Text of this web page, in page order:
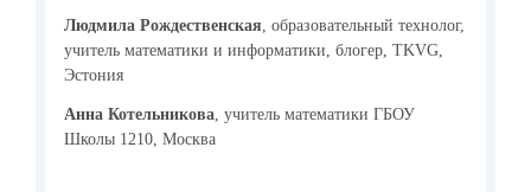
Людмила Рождественская, образовательный технолог,
учитель математики и информатики, блогер, TKVG,
Эстония
Анна Котельникова, учитель математики ГБОУ
Школы 1210, Москва